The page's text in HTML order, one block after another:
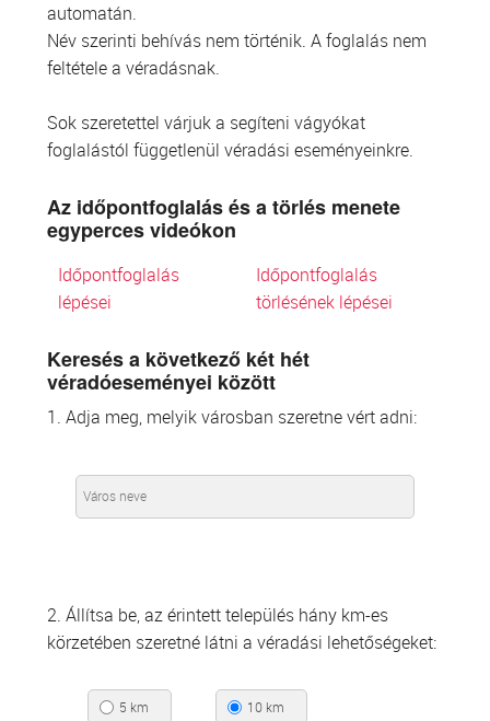
automatán.
Név szerinti behívás nem történik. A foglalás nem
feltétele a véradásnak.
Sok szeretettel várjuk a segíteni vágyókat
foglalástól függetlenül véradási eseményeinkre.
Az időpontfoglalás és a törlés menete
egyperces videókon
Időpontfoglalás
lépései
Időpontfoglalás
törlésének lépései
Keresés a következő két hét
véradóeseményei között
1. Adja meg, melyik városban szeretne vért adni:
2. Állítsa be, az érintett település hány km-es
körzetében szeretné látni a véradási lehetőségeket:
5 km
10 km